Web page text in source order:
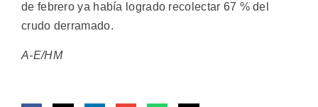
de febrero ya había logrado recolectar 67 % del
crudo derramado.
A-E/HM